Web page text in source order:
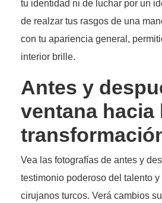
tu identidad ni de luchar por un
de realzar tus rasgos de una
con tu apariencia general,
interior brille.
Antes y
ventana hacia
Vea las fotografías de antes y
testimonio poderoso del talento
cirujanos turcos. Verá cambios